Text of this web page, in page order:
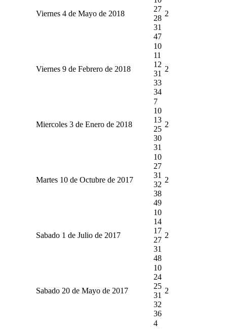
Viernes 4 de Mayo de 2018
27
28
31
47
2
Viernes 9 de Febrero de 2018
10
11
12
31
33
34
2
Miercoles 3 de Enero de 2018
7
10
13
25
30
31
2
Martes 10 de Octubre de 2017
10
27
31
32
38
49
2
Sabado 1 de Julio de 2017
10
14
17
27
31
48
2
Sabado 20 de Mayo de 2017
10
24
25
31
32
36
2
4